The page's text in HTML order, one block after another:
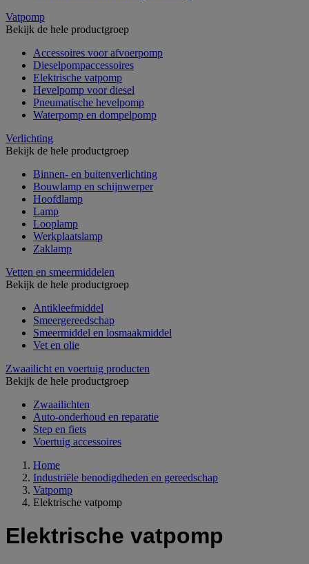
Vatpomp
Bekijk de hele productgroep
Accessoires voor afvoerpomp
Dieselpompaccessoires
Elektrische vatpomp
Hevelpomp voor diesel
Pneumatische hevelpomp
Waterpomp en dompelpomp
Verlichting
Bekijk de hele productgroep
Binnen- en buitenverlichting
Bouwlamp en schijnwerper
Hoofdlamp
Lamp
Looplamp
Werkplaatslamp
Zaklamp
Vetten en smeermiddelen
Bekijk de hele productgroep
Antikleefmiddel
Smeergereedschap
Smeermiddel en losmaakmiddel
Vet en olie
Zwaailicht en voertuig producten
Bekijk de hele productgroep
Zwaailichten
Auto-onderhoud en reparatie
Step en fiets
Voertuig accessoires
Home
Industriële benodigdheden en gereedschap
Vatpomp
Elektrische vatpomp
Elektrische vatpomp